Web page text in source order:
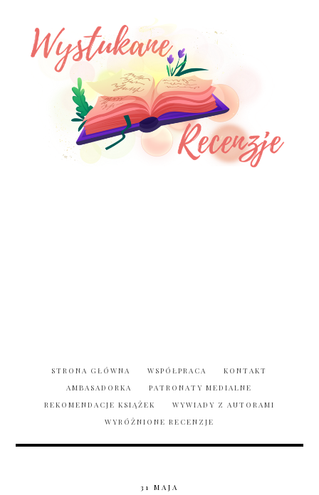
STRONA GŁÓWNA WSPÓŁPRACA
KONTAKT
AMBASADORKA
PATRONATY MEDIALNE
REKOMENDACJE KSIĄŻEK
WYWIADY Z AUTORAMI
WYRÓŻNIONE RECENZJE
31 MAJA